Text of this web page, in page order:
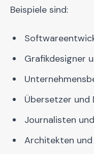
Beispiele sind:
Grafikdesigner
Übersetzer und
Journalisten
Architekten